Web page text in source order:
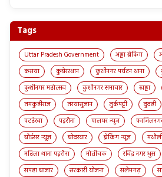
Tags
Uttar Pradesh Government अड्डा ब्रेकिंग
कसया
कुबेरस्थान कुशीनगर पर्यटन थाना
कुशीनगर महोत्सव
कुशीनगर समाचार खड्डा
तमकुहीराज
तरयासुजान तुर्कपट्टी दुदही
पटहेरवा
पड़रौना पालघर न्यूज़
बोईसर न्यूज़
बोदरवार ब्रेकिंग न्यूज़
महिला थाना पड़रौना
मोतीचक रविंद्र नगर धुस
सपहा बाजार
सरकारी योजना सलेमगढ़